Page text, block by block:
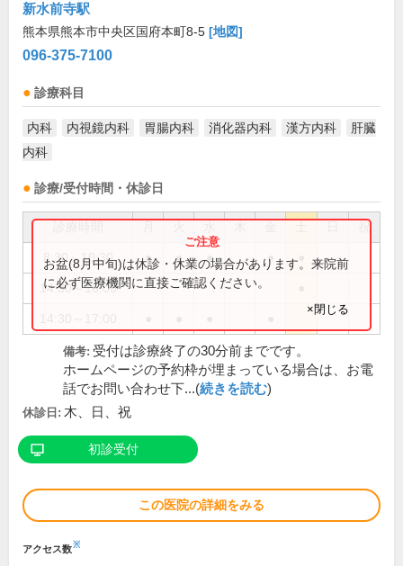
新水前寺駅
熊本県熊本市中央区国府本町8-5 [地図]
096-375-7100
診療科目
内科 内視鏡内科 胃腸内科 消化器内科 漢方内科
肝臓
内科
診療/受付時間・休診日
祝
8:30～10:30 ● ● ● ●
14:30～16:00
お盆(8月中旬)は休診・休業の場合があります。来院前
に必ず医療機関に直接ご確認ください。
×閉じる
備考: 受付は診療終了の30分前までです。
ホームページの予約枠が埋まっている場合は、お電
話でお問い合わせ下...(続きを読む)
休診日: 木、日、祝
初診受付
この医院の詳細をみる
アクセス数※